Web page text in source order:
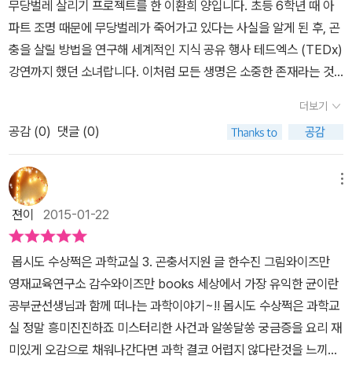
가는 애벌레를 보며 곤충에 대해알게 되는 아로~아로와 함께 책을 보
는 아이들도 곤충에 대해바라보는 새로운 시각이 생길 것 같습니다.
새들조차 새똥으로 알고 먹지 않는 더럽고이상하게 생긴 애벌레~이
하루 견뎌내는애벌레 이야기가 우리 아이들에게도꿈을 갖고 설레이
는 하루하루를 살게하는교훈을 주는 것 같아요. 벌레 좋아하는 사람
이 몇이나 될까 싶지만저부터라도 벌레에 대한 곤충에 대한생각을 고
쳐먹어야 겠어요.곤충이 없으면 사람도 살 수 없음을깨달았으니 말예
요. 아이들의 위험한 손에서 구해낸 그 애벌레가멸종위기종으로 보호
받고 있는 나비 가운데하나였다는 사실은 내가 하찮게 여기는그 누군
가도 귀한 존재일 수 있음을 생각케 하는대목이었어요.하늘을 수놓은
이 아름다운 나비들을 보며설레이는 이유이기도 하구요.그나저나 황
금 엘리베이터를 가진 공부왕 교장선생님의 진짜 정체는 무엇인지 궁
금하네요. 몹시도 수상쩍은 과학교실은 학습동화 최초로문화체육관
광부, 한국도서관협회로부터아동청소년 분야 우수문학도서로 선정된
책이기도 하대요.독특하고 통통튀는 아이디어와 상상력이볼때마다
레... 책의 첫페이지를 읽으며 낯익은 벌레의 생김새를 보고 잠시 그때
의 생각이 났다. ​흐미.. 생각만 해도 막 몸이 근질근질... 머리가 쭈삣
거린다. ㅎㅎ 곤충과 벌레는 같은 말일까? 답은 NO!!곤충의 특징은
다리가 6개라는거, 그럼 거미는 곤충일까? 거미는 다리가 8개이기
때문에 곤충이 아니다. 새우나 가재, 게도 역시 다리가 10개이니까 곤
충이 아니라는 점!!​곤충인지 아닌지 확인하는 방법... 아주 간단하네...
산 것은 바로 곤충이란다. 대략 3억5천만년정도 된다는데, 그래서 지
구의 주인이 사람이 아닌 곤충이라는 말이 나왔나보다. ​' 공룡이나 다
른 생물들은 지구의 환경이 변했을 때 적응하지 못해서 멸종을 했지.
하지만 곤충들은 지구의 환경에 맞춰서 자신들도 변해 왔단다. 그래
서 지금까지 살아남은거야. 아마 오랜 세월이 흐른 후 인간이 멸종하
더라도 곤충은 살아남을거야. 그만큼 곤충은 생존력이 강해 ' 본문 4
0Page 내용 중 - ​환경에 맞추어 자신들도 변하여 살아남는다는거...
뭔가 연구를 하면 새로운 발명품도 나올듯 싶은 생각이 든다. ​정리를
하자면 곤충이 지구에서 오래 살아남은 이유는1. 작아서 - 적게 먹고
무당벌레 살리기 프로젝트를 한 이환희 양입니다. 초등 6학년 때 아
파트 조명 때문에 무당벌레가 죽어가고 있다는 사실을 알게 된 후, 곤
충을 살릴 방법을 연구해 세계적인 지식 공유 행사 테드엑스 (TEDx)
강연까지 했던 소녀랍니다. 이처럼 모든 생명은 소중한 존재라는 것
생명을 무심코 죽이는 사람도 많지요. <몹시도 수상쩍은 과학교실>
곤충편에서는 곤충의 한살이와 생존법 등을 통해 곤충에 대한 지식과
함께 생명의 소중함을 일깨우고 있습니다. <몹시도 수상쩍은 과학교
실>은 지금까지 3권 나왔어요. 과학동화인 만큼 스토리가 쭉 이어지
지만 순서 상관없이 주제별로 읽어도 스토리상 어색함은 없었습니다.
주 등장인물은 같고요, 거기에 주제별로 추가 인물 등장하는 식이에
요. 1편 동물, 2편 날씨, 3편 곤충, 앞으로 나올 책은 어떤 주제일지 기
대됩니다. <몹시도 수상쩍은 과학교실 곤충> 편은 초등 3학년 과
학 시간에 배운 곤충 이야기가 잘 들어있더라고요. 곤충의 생김새, 생
존법, 한살이를 소개합니다. 그저 하찮게 보이는 곤충. 하지만 곤충은
공룡보다도 훨씬 오래전부터 살아왔지요. 지구의 환경에 맞춰 변해
온 곤충의 생존력은 상상을 초월합니다. 처음에는 원래 거대 곤충이
더보기
공감 (0) 댓글 (0)
젼이 2015-01-22
몹시도 수상쩍은 과학교실 3. 곤충서지원 글 한수진 그림와이즈만
영재교육연구소 감수와이즈만 books 세상에서 가장 유익한 균이란
공부균선생님과 함께 떠나는 과학이야기~!! 몹시도 수상쩍은 과학교
실 정말 흥미진진하죠 미스터리한 사건과 알쏭달쏭 궁금증을 요리 재
미있게 오감으로 채워나간다면 과학 결코 어렵지 않다란것을 느끼는